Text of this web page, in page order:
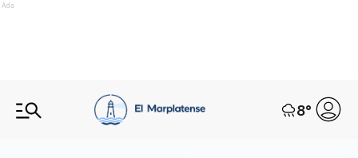
Ads
8°